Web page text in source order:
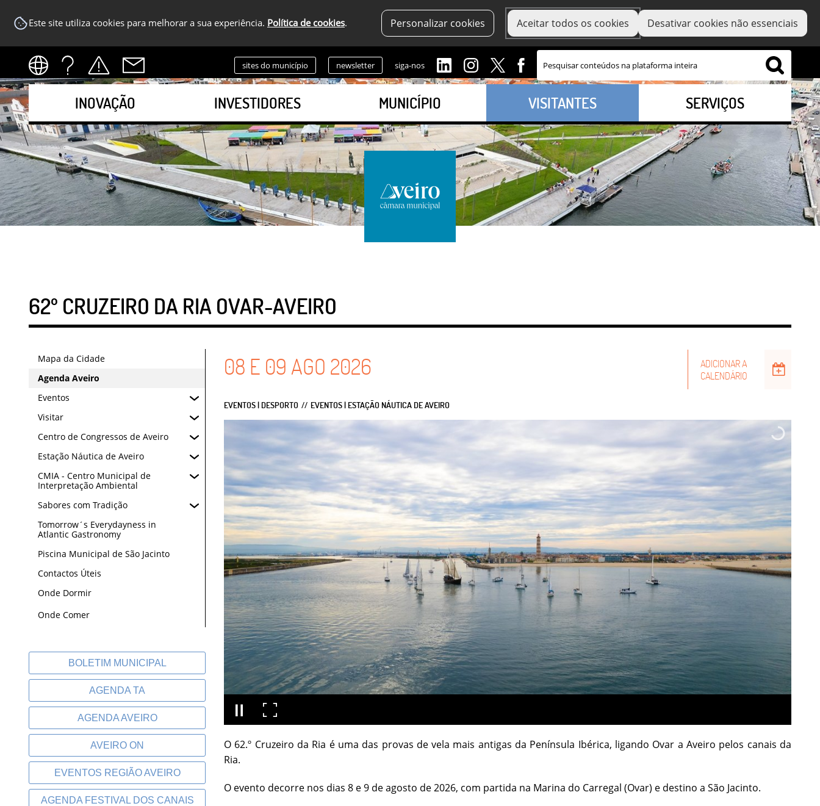
Este site utiliza cookies para melhorar a sua experiência. Política de cookies. Personalizar cookies Aceitar todos os cookies Desativar cookies não essenciais
sites do município newsletter siga-nos
INOVAÇÃO INVESTIDORES MUNICÍPIO VISITANTES SERVIÇOS
62º CRUZEIRO DA RIA OVAR-AVEIRO
Mapa da Cidade
Agenda Aveiro
Eventos
Visitar
Centro de Congressos de Aveiro
Estação Náutica de Aveiro
CMIA - Centro Municipal de
Interpretação Ambiental
Sabores com Tradição
Tomorrow´s Everydayness in
Atlantic Gastronomy
Piscina Municipal de São Jacinto
Contactos Úteis
Onde Dormir
Onde Comer
BOLETIM MUNICIPAL
AGENDA TA
AGENDA AVEIRO
AVEIRO ON
EVENTOS REGIÃO AVEIRO
AGENDA FESTIVAL DOS CANAIS
08 E 09 AGO 2026
ADICIONAR A
CALENDÁRIO
EVENTOS | DESPORTO EVENTOS | ESTAÇÃO NÁUTICA DE AVEIRO
O 62.º Cruzeiro da Ria é uma das provas de vela mais antigas da Península Ibérica, ligando Ovar a Aveiro pelos canais da
Ria.
O evento decorre nos dias 8 e 9 de agosto de 2026, com partida na Marina do Carregal (Ovar) e destino a São Jacinto.